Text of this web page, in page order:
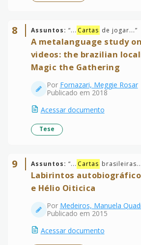
8 Assuntos: “... Cartas de jogar...”
A metalanguage study
videos: the brazilian
Magic the Gathering
Por Fornazari, Meggie Rosar
Publicado em 2018
Acessar documento
Tese
9 Assuntos: “... Cartas
Labirintos
e Hélio Oiticica
Por Medeiros, Manuela
Publicado em 2015
Acessar documento